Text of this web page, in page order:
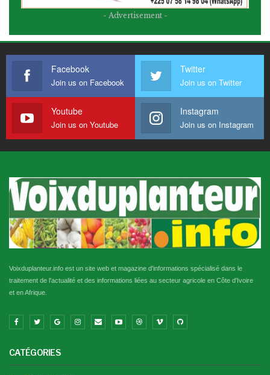
- Advertisement -
Facebook
Join us on Facebook
Twitter
Join us on Twitter
Youtube
Join us on Youtube
Instagram
Join us on Instagram
Voixduplanteur.info est un site web et magazine d'informations spécialisé dans le
traitement de l'actualité et des informations liées au secteur agricole en Côte d'Ivoire
et en Afrique.
CATÉGORIES